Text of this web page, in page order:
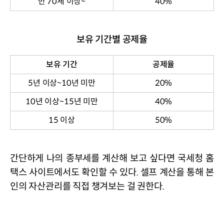
보유 기간별 공제율
보유 기간
공제율
5년 이상~10년 미만
20%
10년 이상~15년 미만
40%
15 이상 50%
간단하게 나의 종부세를 계산해 보고 싶다면 국세청 홈
택스 사이트에서도 확인할 수 있다. 셀프 계산을 통해 본
인의 자산관리를 직접 챙겨보는 걸 권한다.